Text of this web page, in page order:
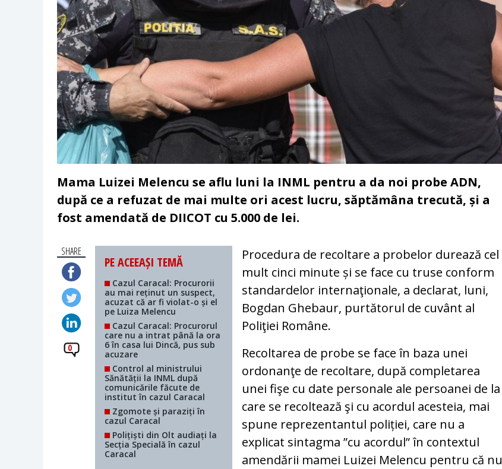
Mama Luizei Melencu se aflu luni la INML pentru a da noi probe ADN,
după ce a refuzat de mai multe ori acest lucru, săptămâna trecută, și a
fost amendată de DIICOT cu 5.000 de lei.
SHARE
0
PE ACEEAȘI TEMĂ
Cazul Caracal: Procurorii
au mai reținut un suspect,
acuzat că ar fi violat-o și el
pe Luiza Melencu
Cazul Caracal: Procurorul
care nu a intrat până la ora
6 în casa lui Dincă, pus sub
acuzare
Control al ministrului
Sănătății la INML după
comunicările făcute de
institut în cazul Caracal
Zgomote și paraziți în
cazul Caracal
Polițiști din Olt audiați la
Secția Specială în cazul
Caracal
Procedura de recoltare a probelor durează cel
mult cinci minute și se face cu truse conform
standardelor internaţionale, a declarat, luni,
Bogdan Ghebaur, purtătorul de cuvânt al
Poliţiei Române.
Recoltarea de probe se face în baza unei
ordonanţe de recoltare, după completarea
unei fişe cu date personale ale persoanei de la
care se recoltează şi cu acordul acesteia, mai
spune reprezentantul poliției, care nu a
explicat sintagma ”cu acordul” în contextul
amendării mamei Luizei Melencu pentru că nu